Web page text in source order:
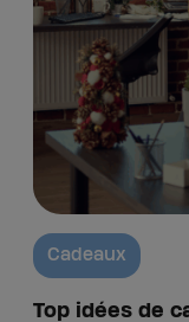
Cadeaux
Top idées de